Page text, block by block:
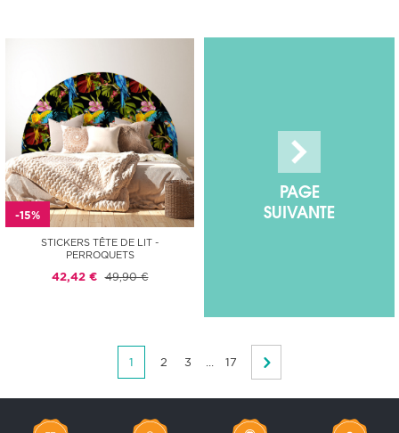
-15%
STICKERS TÊTE DE LIT -
PERROQUETS
42,42 € 49,90 €
PAGE
SUIVANTE
1 2 3 ... 17